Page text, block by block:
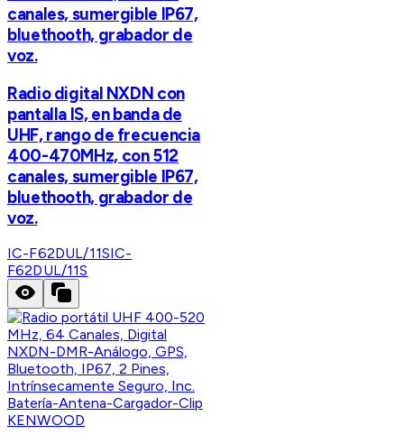
canales, sumergible IP67,
bluethooth, grabador de
voz.
Radio digital NXDN con
pantalla IS, en banda de
UHF, rango de frecuencia
400-470MHz, con 512
canales, sumergible IP67,
bluethooth, grabador de
voz.
IC-F62DUL/11SIC-
F62DUL/11S
KENWOOD